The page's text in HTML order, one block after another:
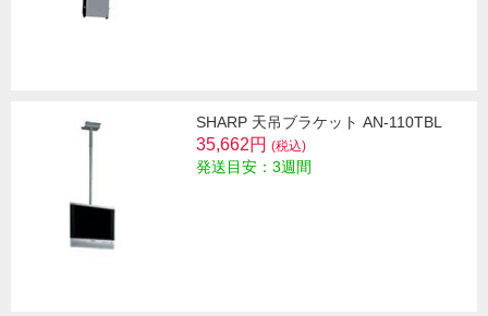
SHARP 天吊ブラケット AN-110TBL
35,662円 (税込)
発送目安：3週間